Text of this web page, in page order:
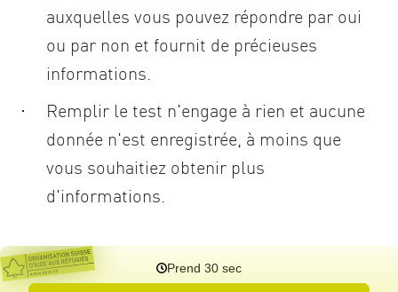
auxquelles vous pouvez répondre par oui
ou par non et fournit de précieuses
informations.
Remplir le test n'engage à rien et aucune
donnée n'est enregistrée, à moins que
vous souhaitiez obtenir plus
d'informations.